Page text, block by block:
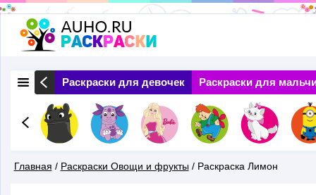
Перейти
к
основному
содержанию
Природа Раскраски для девочек Раскраски для
Главная / Раскраски Овощи и фрукты / Раскраска Лимон